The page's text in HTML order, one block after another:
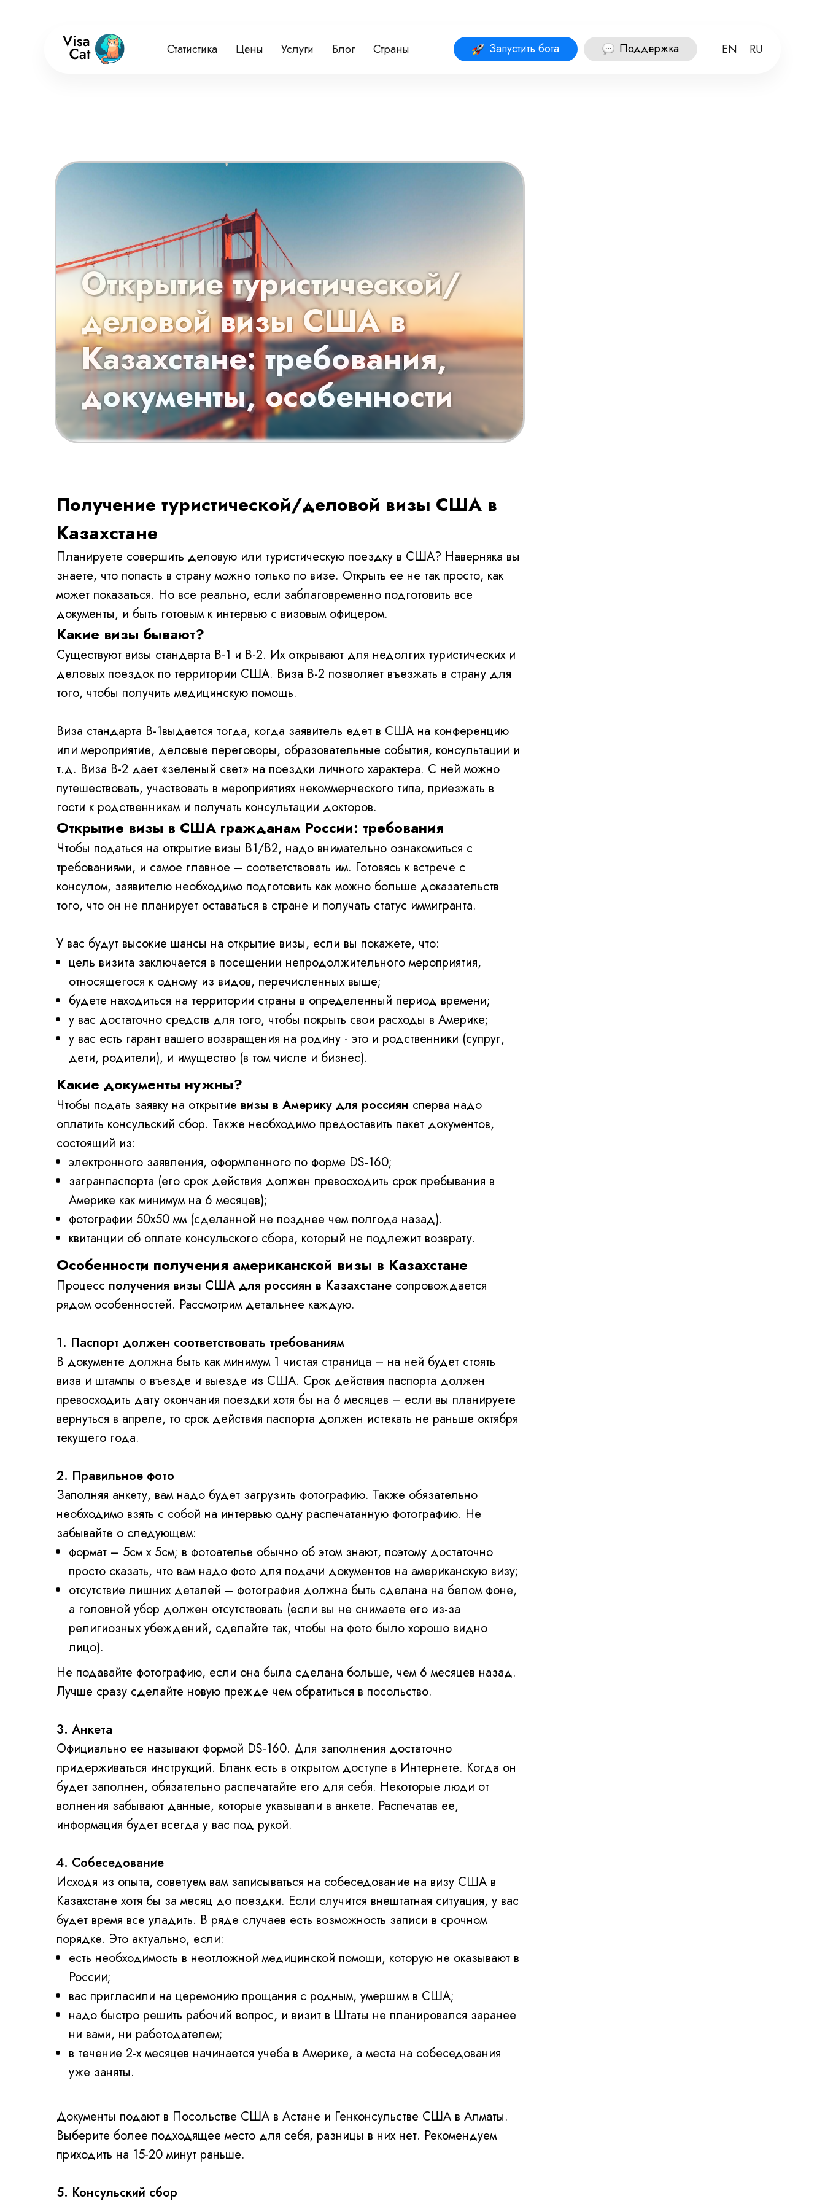
Статистика Цены Услуги Блог Страны Запустить бота Поддержка EN RU
Открытие туристической/
деловой визы США в
Казахстане: требования,
документы, особенности
Получение туристической/деловой визы США в
Казахстане
Планируете совершить деловую или туристическую поездку в США? Наверняка вы
знаете, что попасть в страну можно только по визе. Открыть ее не так просто, как
может показаться. Но все реально, если заблаговременно подготовить все
документы, и быть готовым к интервью с визовым офицером.
Какие визы бывают?
Существуют визы стандарта В-1 и В-2. Их открывают для недолгих туристических и
деловых поездок по территории США. Виза В-2 позволяет въезжать в страну для
того, чтобы получить медицинскую помощь.
Виза стандарта В-1выдается тогда, когда заявитель едет в США на конференцию
или мероприятие, деловые переговоры, образовательные события, консультации и
т.д. Виза В-2 дает «зеленый свет» на поездки личного характера. С ней можно
путешествовать, участвовать в мероприятиях некоммерческого типа, приезжать в
гости к родственникам и получать консультации докторов.
Открытие визы в США гражданам России: требования
Чтобы податься на открытие визы В1/В2, надо внимательно ознакомиться с
требованиями, и самое главное – соответствовать им. Готовясь к встрече с
консулом, заявителю необходимо подготовить как можно больше доказательств
того, что он не планирует оставаться в стране и получать статус иммигранта.
У вас будут высокие шансы на открытие визы, если вы покажете, что:
цель визита заключается в посещении непродолжительного мероприятия,
относящегося к одному из видов, перечисленных выше;
будете находиться на территории страны в определенный период времени;
у вас достаточно средств для того, чтобы покрыть свои расходы в Америке;
у вас есть гарант вашего возвращения на родину - это и родственники (супруг,
дети, родители), и имущество (в том числе и бизнес).
Какие документы нужны?
Чтобы подать заявку на открытие визы в Америку для россиян сперва надо
оплатить консульский сбор. Также необходимо предоставить пакет документов,
состоящий из:
электронного заявления, оформленного по форме DS-160;
загранпаспорта (его срок действия должен превосходить срок пребывания в
Америке как минимум на 6 месяцев);
фотографии 50х50 мм (сделанной не позднее чем полгода назад).
квитанции об оплате консульского сбора, который не подлежит возврату.
Особенности получения американской визы в Казахстане
Процесс получения визы США для россиян в Казахстане сопровождается
рядом особенностей. Рассмотрим детальнее каждую.
1. Паспорт должен соответствовать требованиям
В документе должна быть как минимум 1 чистая страница – на ней будет стоять
виза и штампы о въезде и выезде из США. Срок действия паспорта должен
превосходить дату окончания поездки хотя бы на 6 месяцев – если вы планируете
вернуться в апреле, то срок действия паспорта должен истекать не раньше октября
текущего года.
2. Правильное фото
Заполняя анкету, вам надо будет загрузить фотографию. Также обязательно
необходимо взять с собой на интервью одну распечатанную фотографию. Не
забывайте о следующем:
формат – 5см х 5см; в фотоателье обычно об этом знают, поэтому достаточно
просто сказать, что вам надо фото для подачи документов на американскую визу;
отсутствие лишних деталей – фотография должна быть сделана на белом фоне,
а головной убор должен отсутствовать (если вы не снимаете его из-за
религиозных убеждений, сделайте так, чтобы на фото было хорошо видно
лицо).
Не подавайте фотографию, если она была сделана больше, чем 6 месяцев назад.
Лучше сразу сделайте новую прежде чем обратиться в посольство.
3. Анкета
Официально ее называют формой DS-160. Для заполнения достаточно
придерживаться инструкций. Бланк есть в открытом доступе в Интернете. Когда он
будет заполнен, обязательно распечатайте его для себя. Некоторые люди от
волнения забывают данные, которые указывали в анкете. Распечатав ее,
информация будет всегда у вас под рукой.
4. Собеседование
Исходя из опыта, советуем вам записываться на собеседование на визу США в
Казахстане хотя бы за месяц до поездки. Если случится внештатная ситуация, у вас
будет время все уладить. В ряде случаев есть возможность записи в срочном
порядке. Это актуально, если:
есть необходимость в неотложной медицинской помощи, которую не оказывают в
России;
вас пригласили на церемонию прощания с родным, умершим в США;
надо быстро решить рабочий вопрос, и визит в Штаты не планировался заранее
ни вами, ни работодателем;
в течение 2-х месяцев начинается учеба в Америке, а места на собеседования
уже заняты.
Документы подают в Посольстве США в Астане и Генконсульстве США в Алматы.
Выберите более подходящее место для себя, разницы в них нет. Рекомендуем
приходить на 15-20 минут раньше.
5. Консульский сбор